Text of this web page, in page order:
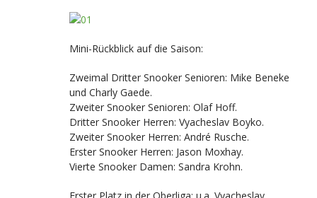
Mini-Rückblick auf die Saison:
Zweimal Dritter Snooker Senioren: Mike Beneke
und Charly Gaede.
Zweiter Snooker Senioren: Olaf Hoff.
Dritter Snooker Herren: Vyacheslav Boyko.
Zweiter Snooker Herren: André Rusche.
Erster Snooker Herren: Jason Moxhay.
Vierte Snooker Damen: Sandra Krohn.